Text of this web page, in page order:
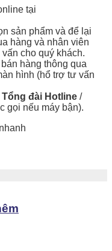
tại
sản phẩm và để lại
hàng và nhân viên
cho quý khách.
hàng thông qua
hình (hổ trợ tư vấn
Tổng đài Hotline /
gọi nếu máy bận).